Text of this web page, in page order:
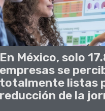
En México, solo
empresas se
totalmente listas
reducción de la